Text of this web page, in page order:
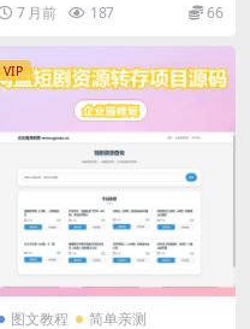
7 月前 187 66
VIP
图文教程 简单亲测